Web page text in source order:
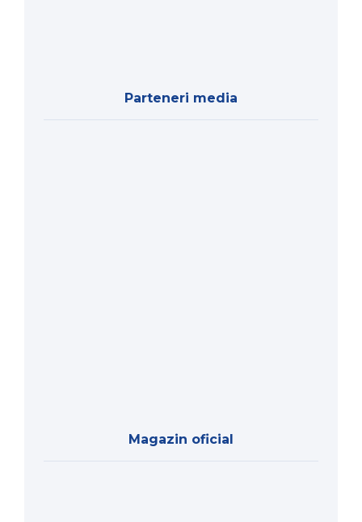
Parteneri media
Magazin oficial